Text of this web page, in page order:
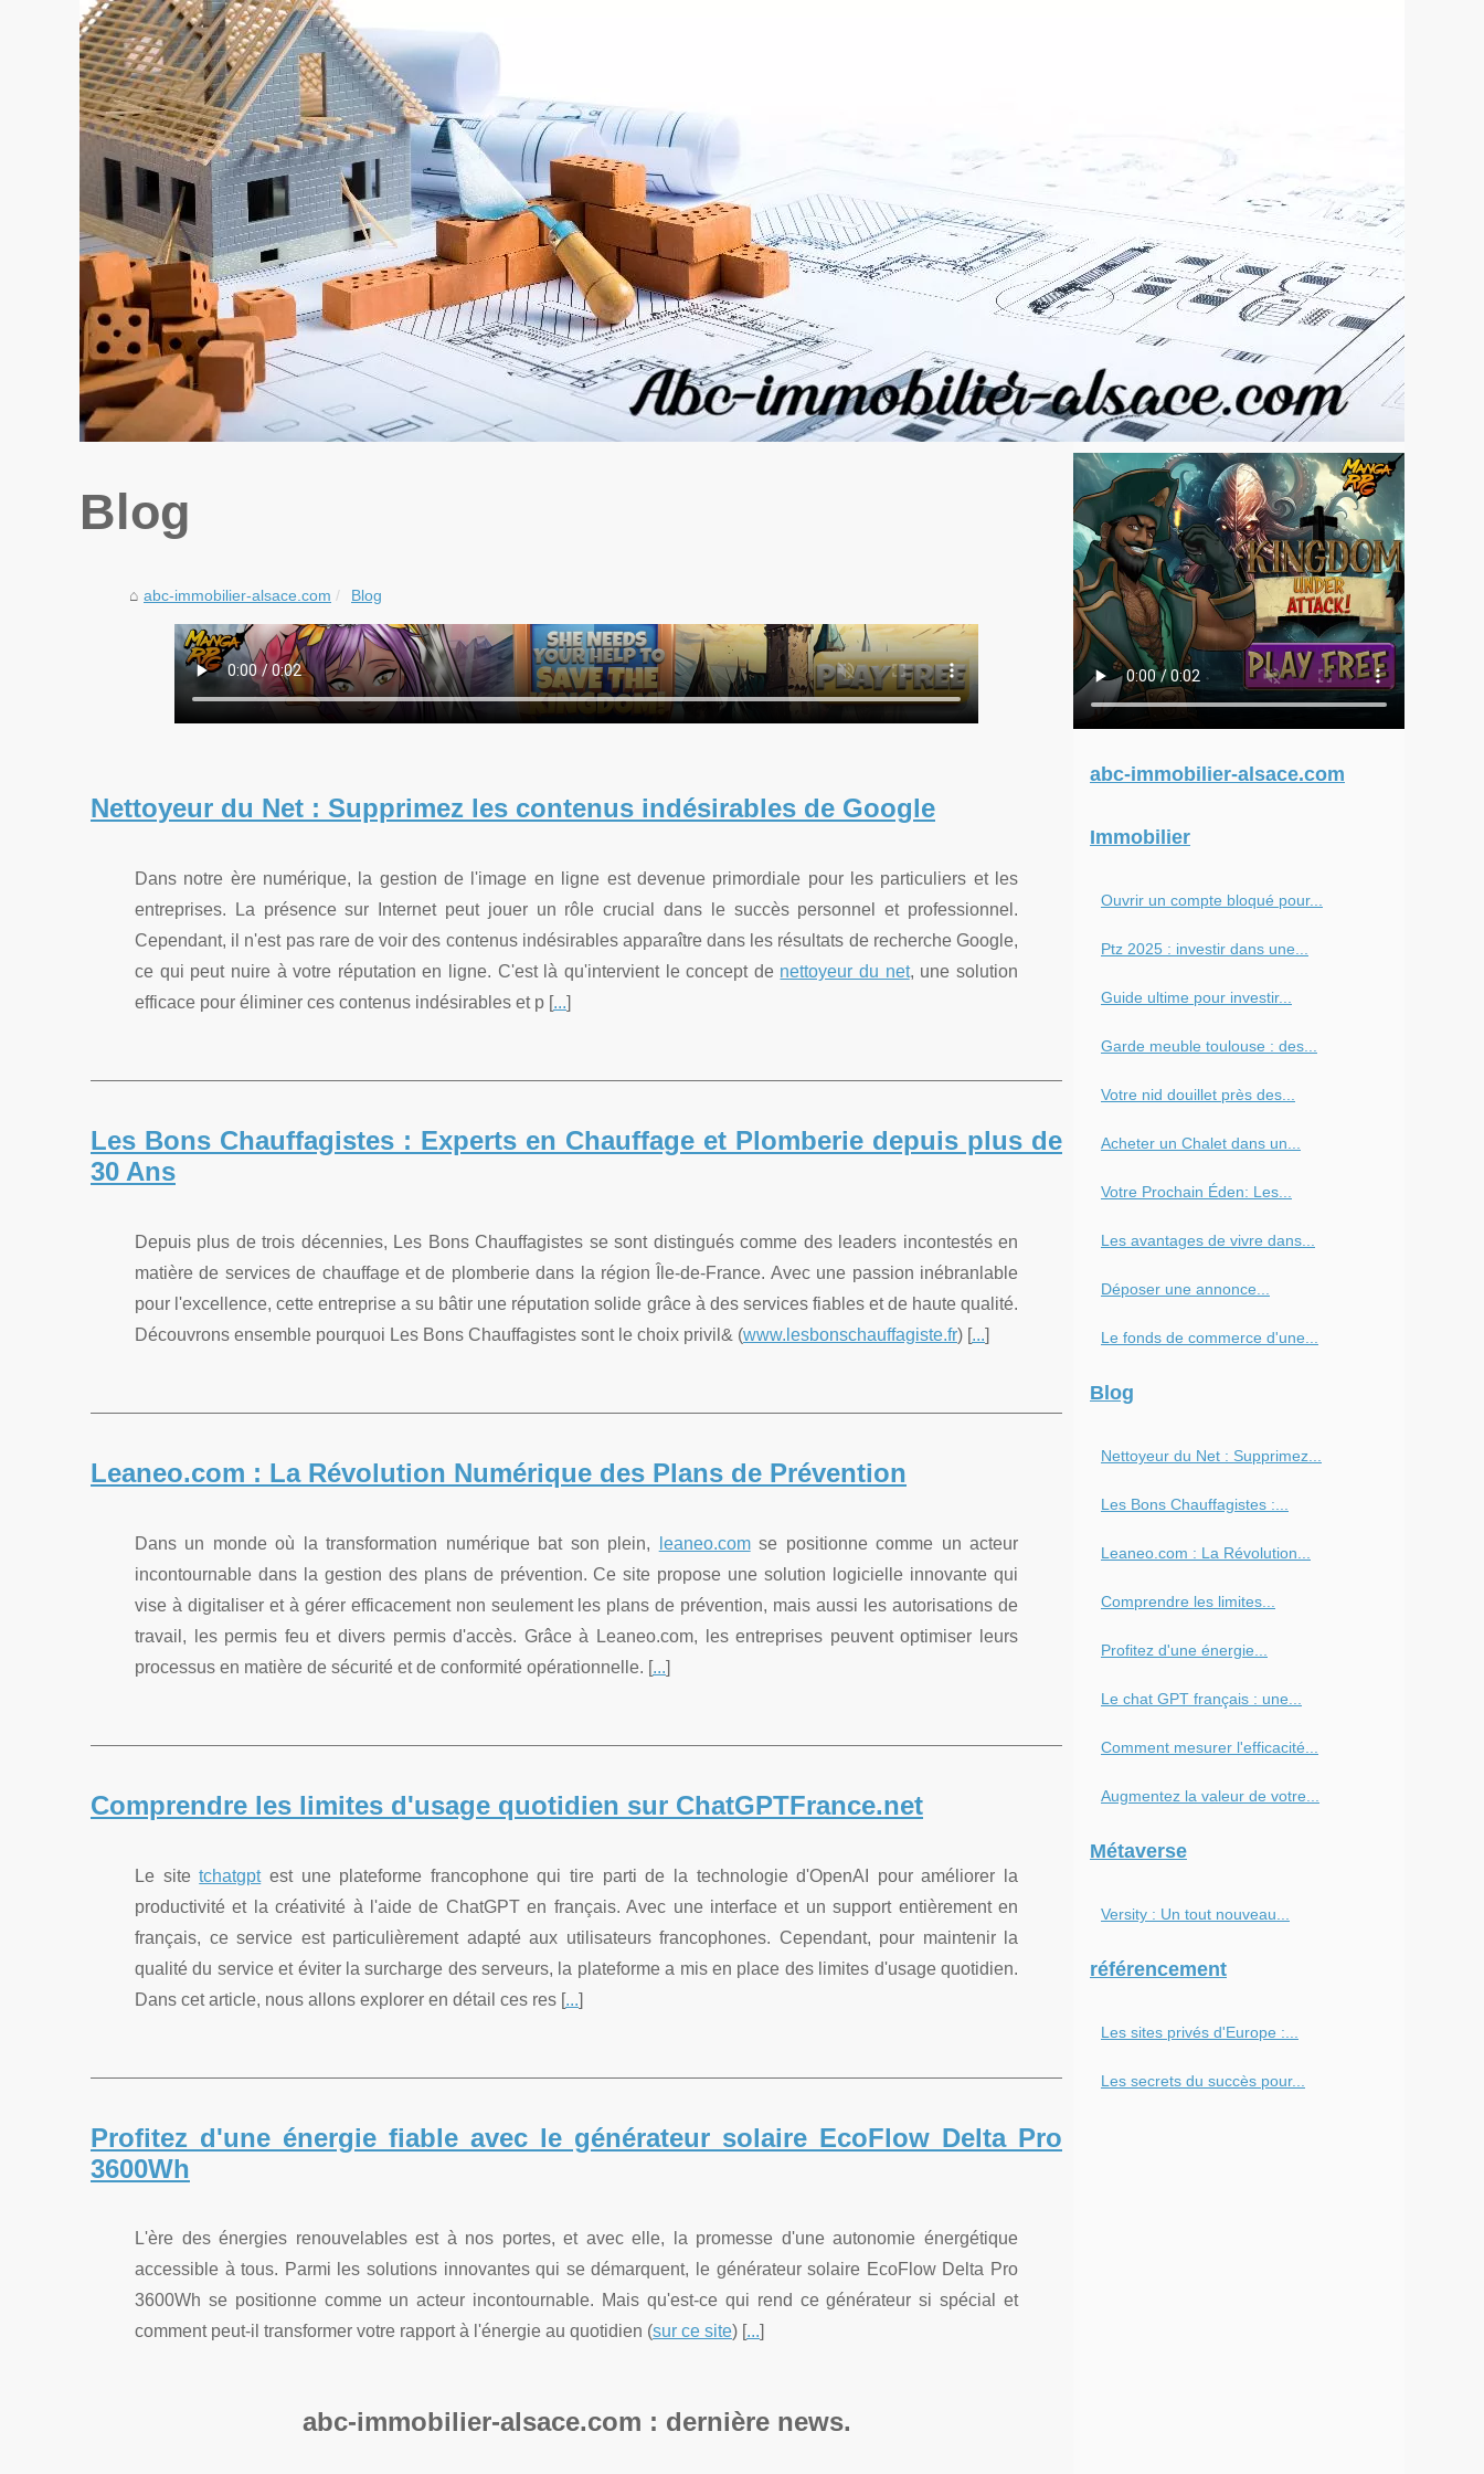
Blog
abc-immobilier-alsace.com Blog
Nettoyeur du Net : Supprimez les contenus indésirables de Google
Dans notre ère numérique, la gestion de l'image en ligne est devenue primordiale pour les particuliers et les
entreprises. La présence sur Internet peut jouer un rôle crucial dans le succès personnel et professionnel.
Cependant, il n'est pas rare de voir des contenus indésirables apparaître dans les résultats de recherche Google,
ce qui peut nuire à votre réputation en ligne. C'est là qu'intervient le concept de nettoyeur du net, une solution
efficace pour éliminer ces contenus indésirables et p [...]
Les Bons Chauffagistes : Experts en Chauffage et Plomberie depuis plus de
30 Ans
Depuis plus de trois décennies, Les Bons Chauffagistes se sont distingués comme des leaders incontestés en
matière de services de chauffage et de plomberie dans la région Île-de-France. Avec une passion inébranlable
pour l'excellence, cette entreprise a su bâtir une réputation solide grâce à des services fiables et de haute qualité.
Découvrons ensemble pourquoi Les Bons Chauffagistes sont le choix privil& (www.lesbonschauffagiste.fr) [...]
Leaneo.com : La Révolution Numérique des Plans de Prévention
Dans un monde où la transformation numérique bat son plein, leaneo.comse positionne comme un acteur
incontournable dans la gestion des plans de prévention. Ce site propose une solution logicielle innovante qui
vise à digitaliser et à gérer efficacement non seulement les plans de prévention, mais aussi les autorisations de
travail, les permis feu et divers permis d'accès. Grâce à Leaneo.com, les entreprises peuvent optimiser leurs
processus en matière de sécurité et de conformité opérationnelle. [...]
Comprendre les limites d'usage quotidien sur ChatGPTFrance.net
Le sitetchatgptest une plateforme francophone qui tire parti de la technologie d'OpenAI pour améliorer la
productivité et la créativité à l'aide de ChatGPT en français. Avec une interface et un support entièrement en
français, ce service est particulièrement adapté aux utilisateurs francophones. Cependant, pour maintenir la
qualité du service et éviter la surcharge des serveurs, la plateforme a mis en place des limites d'usage quotidien.
Dans cet article, nous allons explorer en détail ces res [...]
Profitez d'une énergie fiable avec le générateur solaire EcoFlow Delta Pro
3600Wh
L'ère des énergies renouvelables est à nos portes, et avec elle, la promesse d'une autonomie énergétique
accessible à tous. Parmi les solutions innovantes qui se démarquent, le générateur solaire EcoFlow Delta Pro
3600Wh se positionne comme un acteur incontournable. Mais qu'est-ce qui rend ce générateur si spécial et
comment peut-il transformer votre rapport à l'énergie au quotidien (sur ce site) [ ...
abc-immobilier-alsace.com : dernière news.
abc-immobilier-alsace.com
Immobilier
Ouvrir un compte bloqué pour...
Ptz 2025 : investir dans une...
Guide ultime pour investir...
Garde meuble toulouse : des...
Votre nid douillet près des...
Acheter un Chalet dans un...
Votre Prochain Éden: Les...
Les avantages de vivre dans...
Déposer une annonce...
Le fonds de commerce d'une...
Blog
Nettoyeur du Net : Supprimez...
Les Bons Chauffagistes :...
Leaneo.com : La Révolution...
Comprendre les limites...
Profitez d'une énergie...
Le chat GPT français : une...
Comment mesurer l'efficacité...
Augmentez la valeur de votre...
Métaverse
Versity : Un tout nouveau...
référencement
Les sites privés d'Europe :...
Les secrets du succès pour...